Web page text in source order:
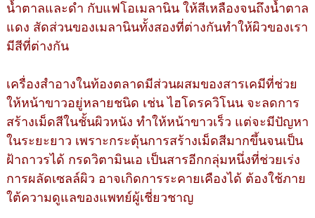
น้ำตาลและดำ กับแฟโอเมลานิน ให้สีเหลืองจนถึงน้ำตาล
แดง สัดส่วนของเมลานินทั้งสองที่ต่างกันทำให้ผิวของเรา
มีสีที่ต่างกัน
เครื่องสำอางในท้องตลาดมีส่วนผสมของสารเคมีที่ช่วย
ให้หน้าขาวอยู่หลายชนิด เช่น ไฮโดรควิโนน จะลดการ
สร้างเม็ดสีในชั้นผิวหนัง ทำให้หน้าขาวเร็ว แต่จะมีปัญหา
ในระยะยาว เพราะกระตุ้นการสร้างเม็ดสีมากขึ้นจนเป็น
ฝ้าถาวรได้ กรดวิตามินเอ เป็นสารอีกกลุ่มหนึ่งที่ช่วยเร่ง
การผลัดเซลล์ผิว อาจเกิดการระคายเคืองได้ ต้องใช้ภาย
ใต้ความดูแลของแพทย์ผู้เชี่ยวชาญ